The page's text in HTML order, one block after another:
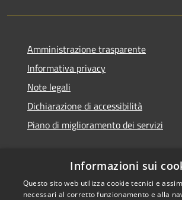
Amministrazione trasparente
Informativa privacy
Note legali
Dichiarazione di accessibilità
Piano di miglioramento dei servizi
RSS
Copyright
Informazioni sui
Questo sito web utilizza cookie tecnici e
necessari al corretto funzionamento e alla